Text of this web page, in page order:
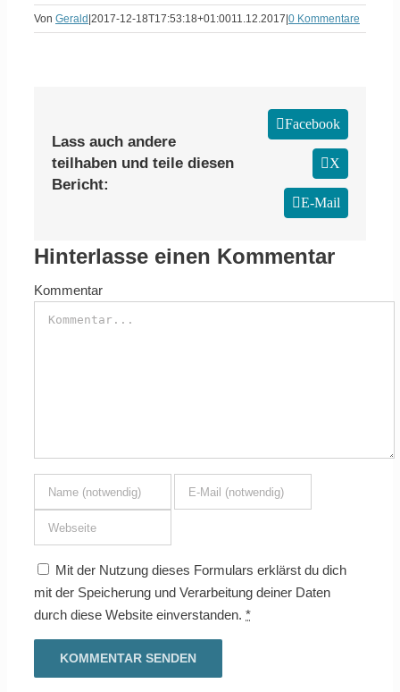
Von Gerald 2017-12-18T17:53:18+01:0011.12.2017 0 Kommentare
Lass auch andere
teilhaben und teile diesen
Bericht:
Facebook
X
E-Mail
Hinterlasse einen Kommentar
Kommentar
Mit der Nutzung dieses Formulars erklärst du dich
mit der Speicherung und Verarbeitung deiner Daten
durch diese Website einverstanden. *